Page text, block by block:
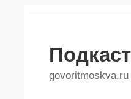
govoritmoskva.ru